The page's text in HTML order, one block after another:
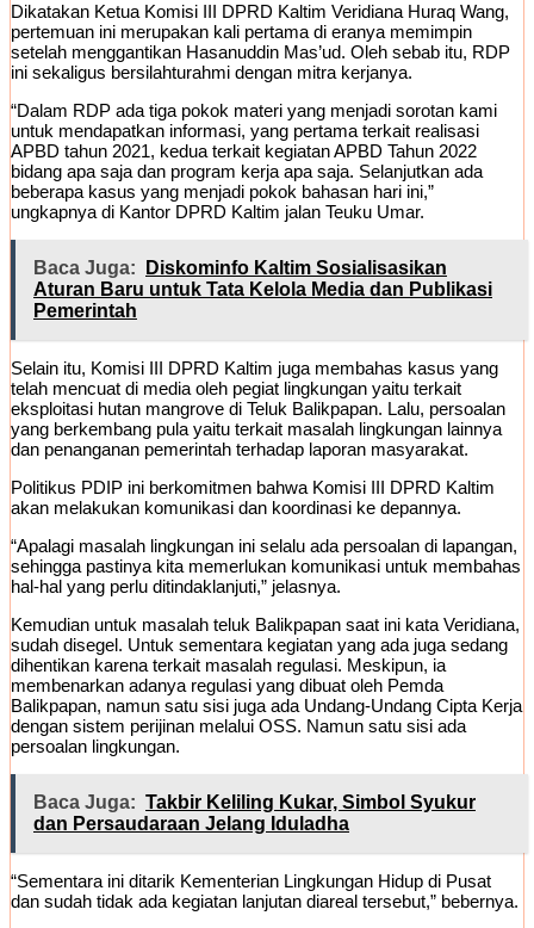
Dikatakan Ketua Komisi III DPRD Kaltim Veridiana Huraq Wang,
pertemuan ini merupakan kali pertama di eranya memimpin
setelah menggantikan Hasanuddin Mas’ud. Oleh sebab itu, RDP
ini sekaligus bersilahturahmi dengan mitra kerjanya.
“Dalam RDP ada tiga pokok materi yang menjadi sorotan kami
untuk mendapatkan informasi, yang pertama terkait realisasi
APBD tahun 2021, kedua terkait kegiatan APBD Tahun 2022
bidang apa saja dan program kerja apa saja. Selanjutkan ada
beberapa kasus yang menjadi pokok bahasan hari ini,”
ungkapnya di Kantor DPRD Kaltim jalan Teuku Umar.
Baca Juga:
Diskominfo Kaltim Sosialisasikan
Aturan Baru untuk Tata Kelola Media dan Publikasi
Pemerintah
Selain itu, Komisi III DPRD Kaltim juga membahas kasus yang
telah mencuat di media oleh pegiat lingkungan yaitu terkait
eksploitasi hutan mangrove di Teluk Balikpapan. Lalu, persoalan
yang berkembang pula yaitu terkait masalah lingkungan lainnya
dan penanganan pemerintah terhadap laporan masyarakat.
Politikus PDIP ini berkomitmen bahwa Komisi III DPRD Kaltim
akan melakukan komunikasi dan koordinasi ke depannya.
“Apalagi masalah lingkungan ini selalu ada persoalan di lapangan,
sehingga pastinya kita memerlukan komunikasi untuk membahas
hal-hal yang perlu ditindaklanjuti,” jelasnya.
Kemudian untuk masalah teluk Balikpapan saat ini kata Veridiana,
sudah disegel. Untuk sementara kegiatan yang ada juga sedang
dihentikan karena terkait masalah regulasi. Meskipun, ia
membenarkan adanya regulasi yang dibuat oleh Pemda
Balikpapan, namun satu sisi juga ada Undang-Undang Cipta Kerja
dengan sistem perijinan melalui OSS. Namun satu sisi ada
persoalan lingkungan.
Baca Juga: Takbir Keliling Kukar, Simbol Syukur
dan Persaudaraan Jelang Iduladha
“Sementara ini ditarik Kementerian Lingkungan Hidup di Pusat
dan sudah tidak ada kegiatan lanjutan diareal tersebut,” bebernya.